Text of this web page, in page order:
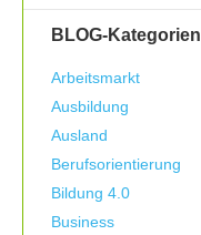
BLOG-Kategorien
Arbeitsmarkt
Ausbildung
Ausland
Berufsorientierung
Bildung 4.0
Business